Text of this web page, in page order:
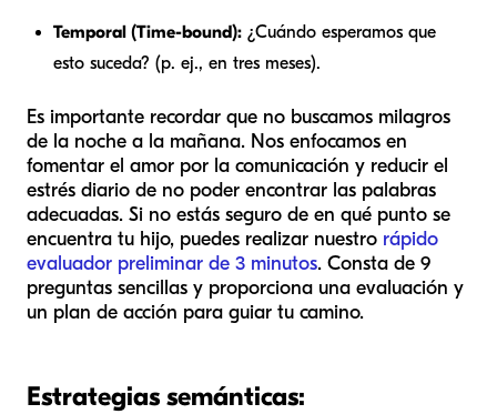
Temporal (Time-bound): ¿Cuándo esperamos que
esto suceda? (p. ej., en tres meses).
Es importante recordar que no buscamos milagros
de la noche a la mañana. Nos enfocamos en
fomentar el amor por la comunicación y reducir el
estrés diario de no poder encontrar las palabras
adecuadas. Si no estás seguro de en qué punto se
encuentra tu hijo, puedes realizar nuestro rápido
evaluador preliminar de 3 minutos. Consta de 9
preguntas sencillas y proporciona una evaluación y
un plan de acción para guiar tu camino.
Estrategias semánticas: